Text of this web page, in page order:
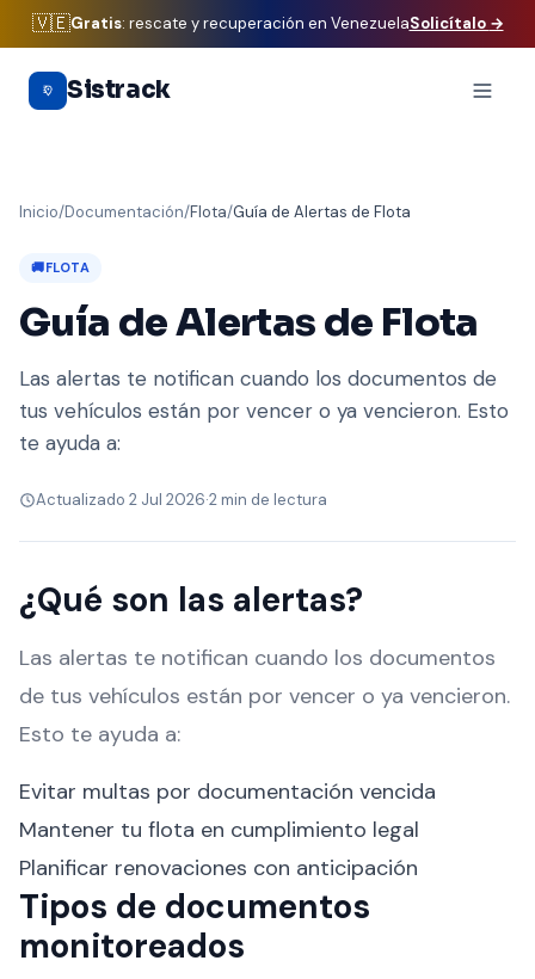
🇻🇪Gratis: rescate y recuperación en VenezuelaSolicítalo →
Sistrack
Inicio/Documentación/Flota/Guía de Alertas de Flota
🚚FLOTA
Guía de Alertas de Flota
Las alertas te notifican cuando los documentos de
tus vehículos están por vencer o ya vencieron. Esto
te ayuda a:
Actualizado 2 Jul 2026·2 min de lectura
¿Qué son las alertas?
Las alertas te notifican cuando los documentos
de tus vehículos están por vencer o ya vencieron.
Esto te ayuda a:
Evitar multas por documentación vencida
Mantener tu flota en cumplimiento legal
Planificar renovaciones con anticipación
Tipos de documentos
monitoreados